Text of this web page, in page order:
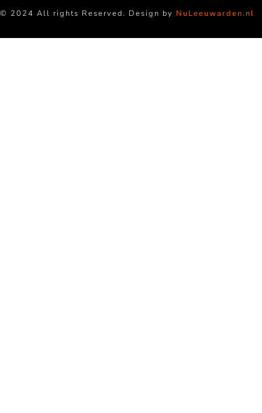
© 2024 All rights Reserved. Design by NuLeeuwarden.nl